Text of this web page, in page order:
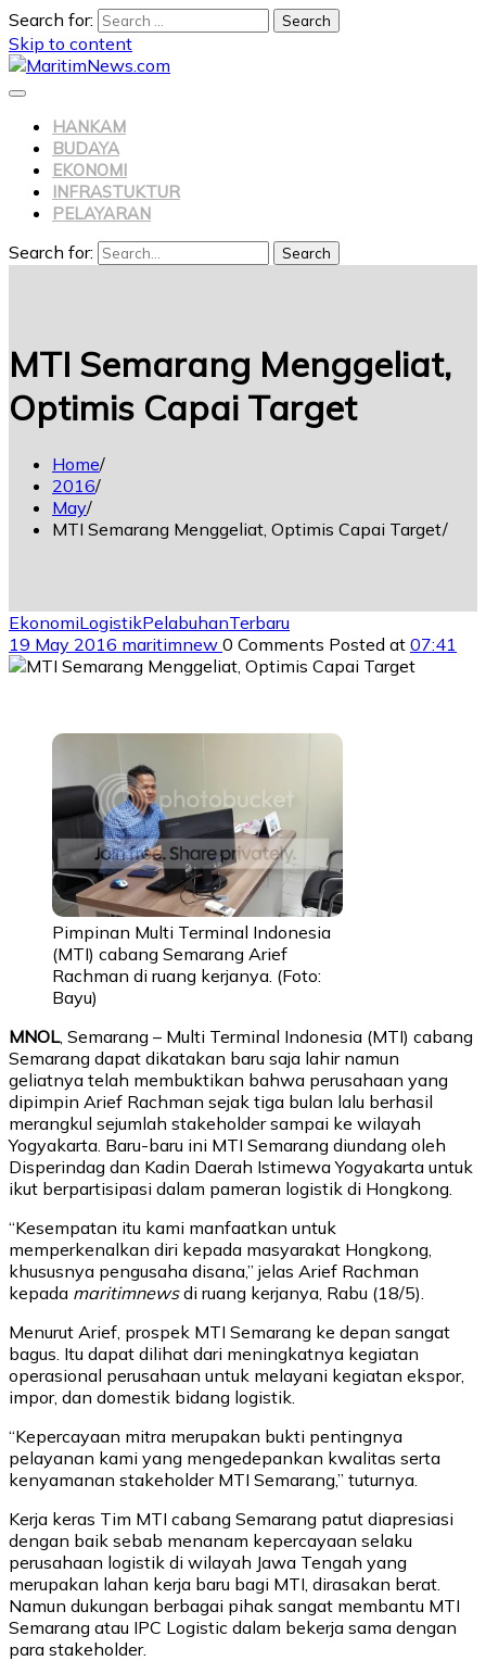
Search for:
Skip to content
HANKAM
BUDAYA
EKONOMI
INFRASTUKTUR
PELAYARAN
Search for: Search
MTI Semarang Menggeliat,
Optimis Capai Target
Home
2016
May
MTI Semarang Menggeliat, Optimis Capai Target
EkonomiLogistikPelabuhanTerbaru
19 May 2016 maritimnew 0 Comments Posted at 07:41
Pimpinan Multi Terminal Indonesia
(MTI) cabang Semarang Arief
Rachman di ruang kerjanya. (Foto:
Bayu)
MNOL, Semarang – Multi Terminal Indonesia (MTI) cabang
Semarang dapat dikatakan baru saja lahir namun
geliatnya telah membuktikan bahwa perusahaan yang
dipimpin Arief Rachman sejak tiga bulan lalu berhasil
merangkul sejumlah stakeholder sampai ke wilayah
Yogyakarta. Baru-baru ini MTI Semarang diundang oleh
Disperindag dan Kadin Daerah Istimewa Yogyakarta untuk
ikut berpartisipasi dalam pameran logistik di Hongkong.
“Kesempatan itu kami manfaatkan untuk
memperkenalkan diri kepada masyarakat Hongkong,
khususnya pengusaha disana,” jelas Arief Rachman
kepada maritimnewsdi ruang kerjanya, Rabu (18/5).
Menurut Arief, prospek MTI Semarang ke depan sangat
bagus. Itu dapat dilihat dari meningkatnya kegiatan
operasional perusahaan untuk melayani kegiatan ekspor,
impor, dan domestik bidang logistik.
“Kepercayaan mitra merupakan bukti pentingnya
pelayanan kami yang mengedepankan kwalitas serta
kenyamanan stakeholder MTI Semarang,” tuturnya.
Kerja keras Tim MTI cabang Semarang patut diapresiasi
dengan baik sebab menanam kepercayaan selaku
perusahaan logistik di wilayah Jawa Tengah yang
merupakan lahan kerja baru bagi MTI, dirasakan berat.
Namun dukungan berbagai pihak sangat membantu MTI
Semarang atau IPC Logistic dalam bekerja sama dengan
para stakeholder.